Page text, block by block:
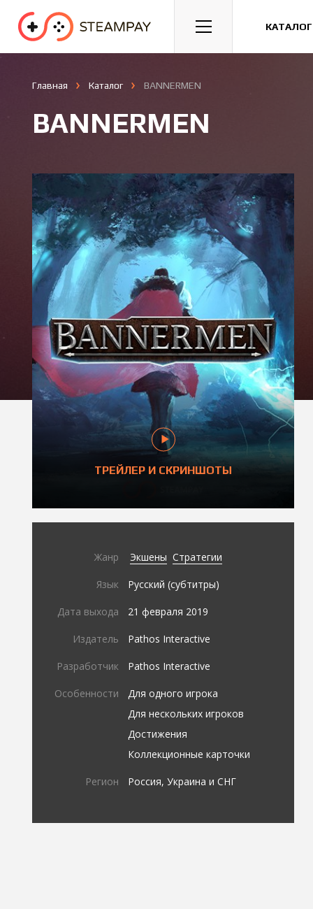
Спорт Гонки Казуальные
Главная Каталог BANNERMEN
BANNERMEN
ТРЕЙЛЕР И СКРИНШОТЫ
Жанр Экшены Стратегии
Язык Русский (субтитры)
Дата выхода 21 февраля 2019
Издатель Pathos Interactive
Разработчик Pathos Interactive
Особенности
Для одного игрока
Для нескольких игроков
Достижения
Коллекционные карточки
Регион Россия, Украина и СНГ